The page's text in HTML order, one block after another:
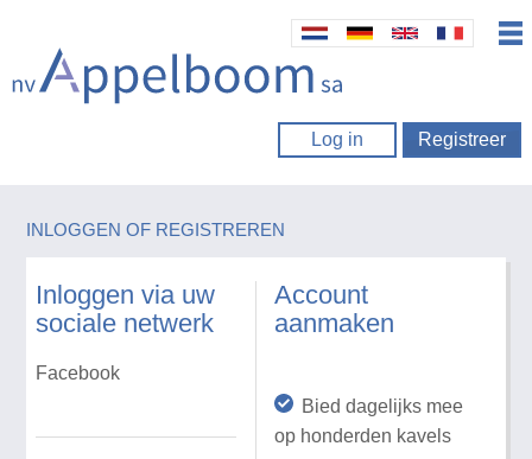
Log in Registreer
INLOGGEN OF REGISTREREN
Inloggen via uw
sociale netwerk
Facebook
Account
aanmaken
Bied dagelijks mee
op honderden kavels